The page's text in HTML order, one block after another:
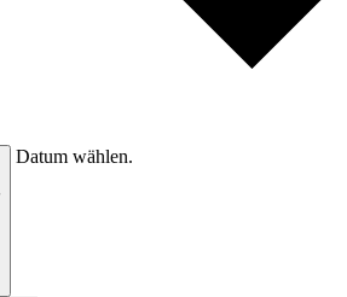
Datum wählen.